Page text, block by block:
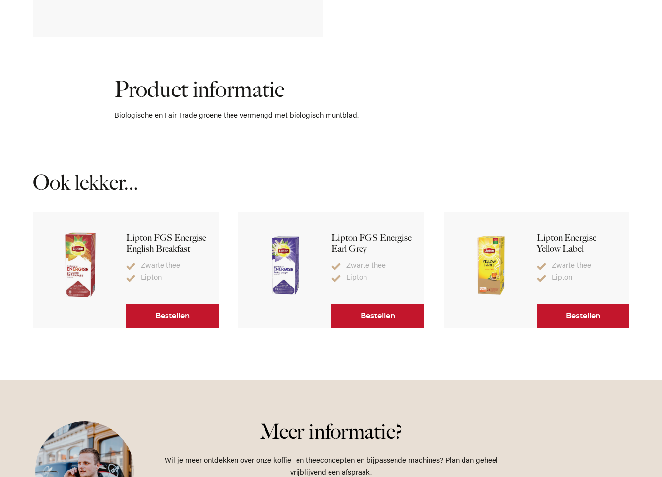
Product informatie
Biologische en Fair Trade groene thee vermengd met biologisch muntblad.
Ook lekker...
Lipton FGS Energise
English Breakfast
Zwarte thee
Lipton
Bestellen
Lipton FGS Energise
Earl Grey
Zwarte thee
Lipton
Bestellen
Lipton Energise
Yellow Label
Zwarte thee
Lipton
Bestellen
Meer informatie?
Wil je meer ontdekken over onze koffie- en theeconcepten en bijpassende machines? Plan dan geheel
vrijblijvend een afspraak.